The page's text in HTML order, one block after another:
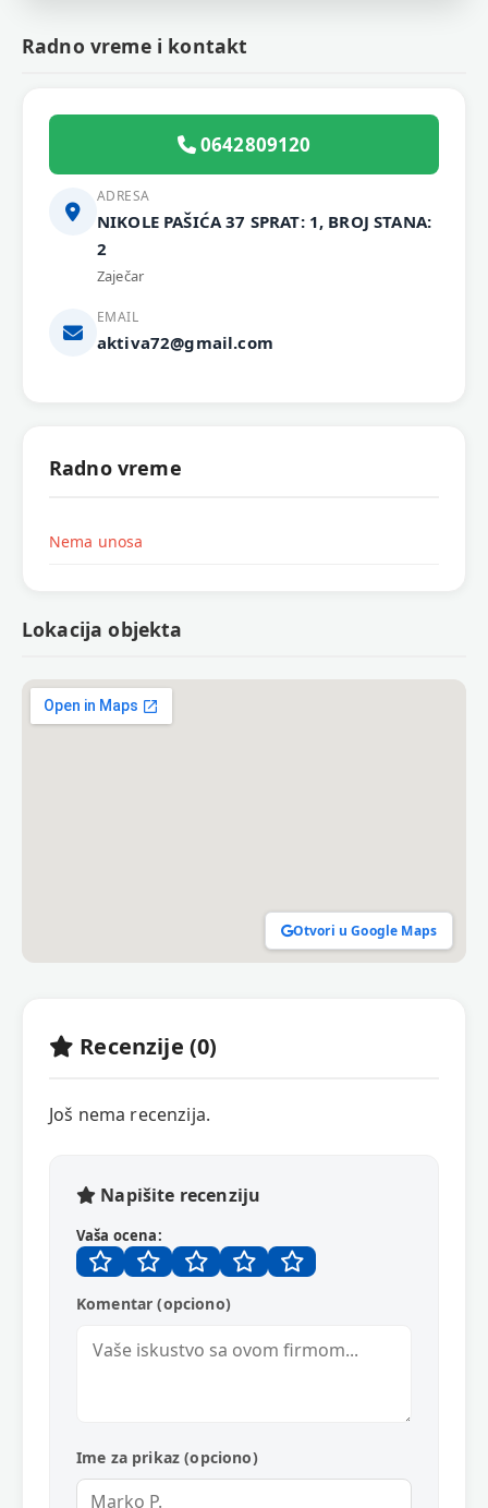
Radno vreme i kontakt
0642809120
ADRESA
NIKOLE PAŠIĆA 37 SPRAT: 1, BROJ STANA:
2
Zaječar
EMAIL
aktiva72@gmail.com
Radno vreme
Nema unosa
Lokacija objekta
Otvori u Google Maps
Recenzije (0)
Još nema recenzija.
Napišite recenziju
Vaša ocena:
Komentar (opciono)
Ime za prikaz (opciono)